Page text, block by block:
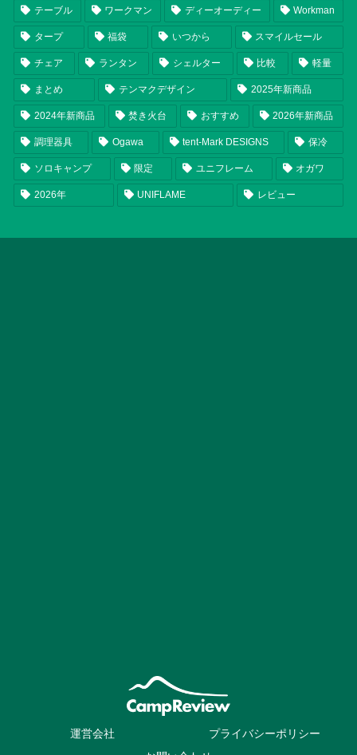
テーブル ワークマン ディーオーディー Workman
タープ 福袋 いつから スマイルセール
チェア ランタン シェルター 比較 軽量
まとめ テンマクデザイン 2025年新商品
2024年新商品 焚き火台 おすすめ 2026年新商品
調理器具 Ogawa tent-Mark DESIGNS 保冷
ソロキャンプ 限定 ユニフレーム オガワ
2026年 UNIFLAME レビュー
運営会社
プライバシーポリシー